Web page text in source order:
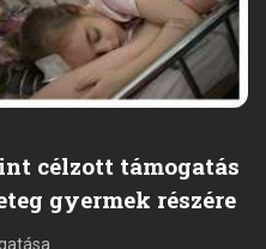
célzott támogatás
gyermek részére